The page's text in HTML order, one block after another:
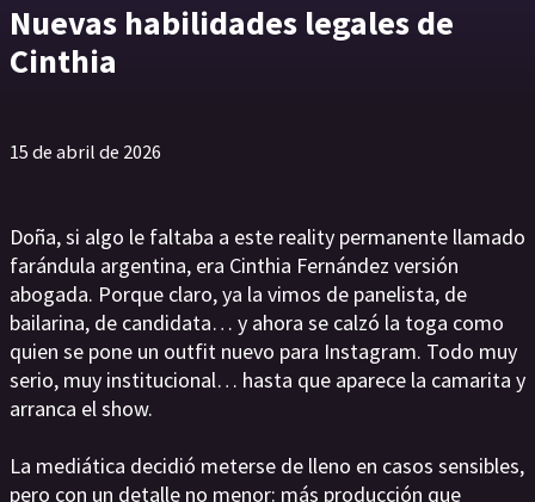
Nuevas habilidades legales de
Cinthia
15 de abril de 2026
Doña, si algo le faltaba a este reality permanente llamado
farándula argentina, era Cinthia Fernández versión
abogada. Porque claro, ya la vimos de panelista, de
bailarina, de candidata… y ahora se calzó la toga como
quien se pone un outfit nuevo para Instagram. Todo muy
serio, muy institucional… hasta que aparece la camarita y
arranca el show.
La mediática decidió meterse de lleno en casos sensibles,
pero con un detalle no menor: más producción que